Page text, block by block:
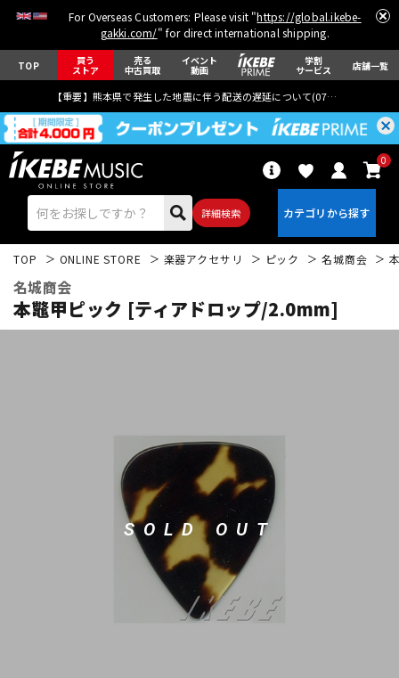
For Overseas Customers: Please visit "https://global.ikebe-
gakki.com/" for direct international shipping.
TOP 買う
ストア
売る
中古買取
イベント
動画
学割
サービス 店舗一覧
【重要】熊本県で発生した地震に伴う配送の遅延について(07月29日
詳細検索
0
パーカッション
その他楽器
TOP ONLINE STORE 楽器アクセサリ ピック 名城商会
名城商会
本鼈甲ピック [ティアドロップ/2.0mm]
SOLD OUT